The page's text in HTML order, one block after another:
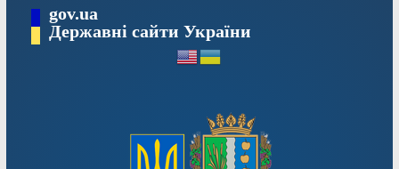
вмісту
gov.ua
Державні сайти України